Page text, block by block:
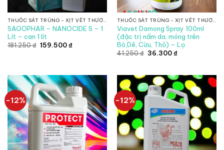
THUỐC SÁT TRÙNG - XỊT VẾT THƯƠNG
SAGOPHAR – NANOCIDE S – 1
Lít – can 1 lít
181.250₫ Giá
159.500₫Giá
THUỐC SÁT TRÙNG - XỊT VẾT THƯƠNG
Viavet Damong Spray 100ml
(đặc trị nấm da, móng trên
Bò,Dê, Cừu, Thỏ) – Lọ
41.250₫ Giá
36.300₫Giá
36.300 ₫.
-12% -12%